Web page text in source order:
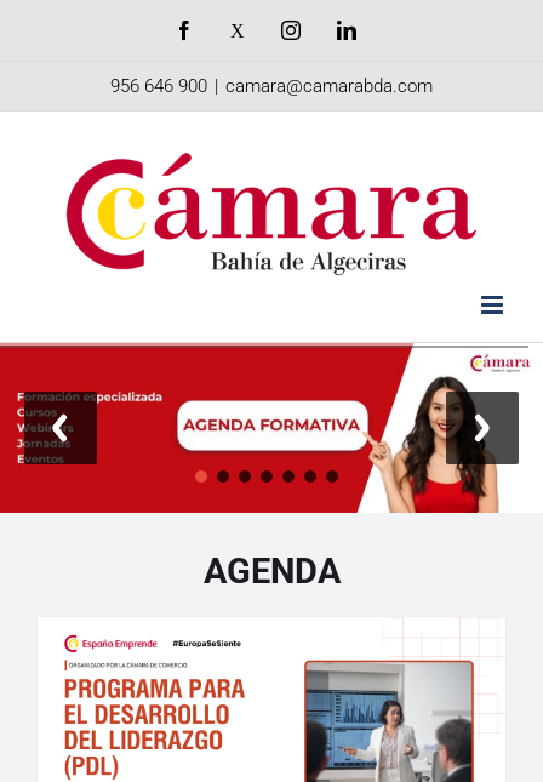
Facebook InstagramLinkedIn
956 646 900 | camara@camarabda.com
AGENDA